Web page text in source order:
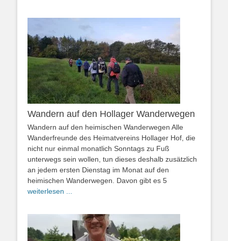
Wandern auf den Hollager Wanderwegen
Wandern auf den heimischen Wanderwegen Alle
Wanderfreunde des Heimatvereins Hollager Hof, die
nicht nur einmal monatlich Sonntags zu Fuß
unterwegs sein wollen, tun dieses deshalb zusätzlich
an jedem ersten Dienstag im Monat auf den
heimischen Wanderwegen. Davon gibt es 5
weiterlesen ...